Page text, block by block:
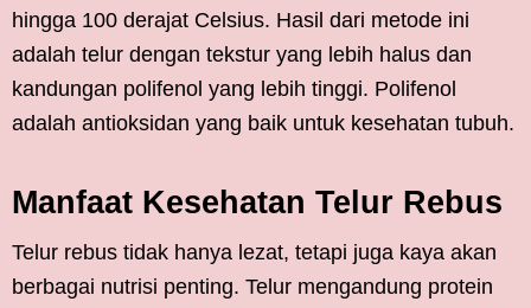
hingga 100 derajat Celsius. Hasil dari metode ini
adalah telur dengan tekstur yang lebih halus dan
kandungan polifenol yang lebih tinggi. Polifenol
adalah antioksidan yang baik untuk kesehatan tubuh.
Manfaat Kesehatan Telur Rebus
Telur rebus tidak hanya lezat, tetapi juga kaya akan
berbagai nutrisi penting. Telur mengandung protein